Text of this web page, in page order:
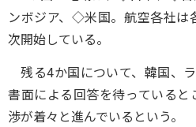
ンボジア、◇米国。航空各社は
次開始している。
残る4か国について、韓国、
書面による回答を待っている
渉が着々と進んでいるという。